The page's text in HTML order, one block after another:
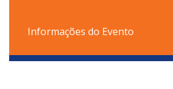
Informações do Evento